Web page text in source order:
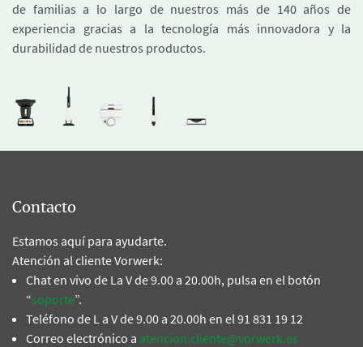
de familias a lo largo de nuestros más de 140 años de
experiencia gracias a la tecnología más innovadora y la
durabilidad de nuestros productos.
Contacto
Estamos aquí para ayudarte.
Atención al cliente Vorwerk:
Chat en vivo de La V de 9.00 a 20.00h, pulsa en el botón
“soporte”.
Teléfono de L a V de 9.00 a 20.00h en el 91 831 19 12
Correo electrónico a atencion.cliente@vorwerk.es